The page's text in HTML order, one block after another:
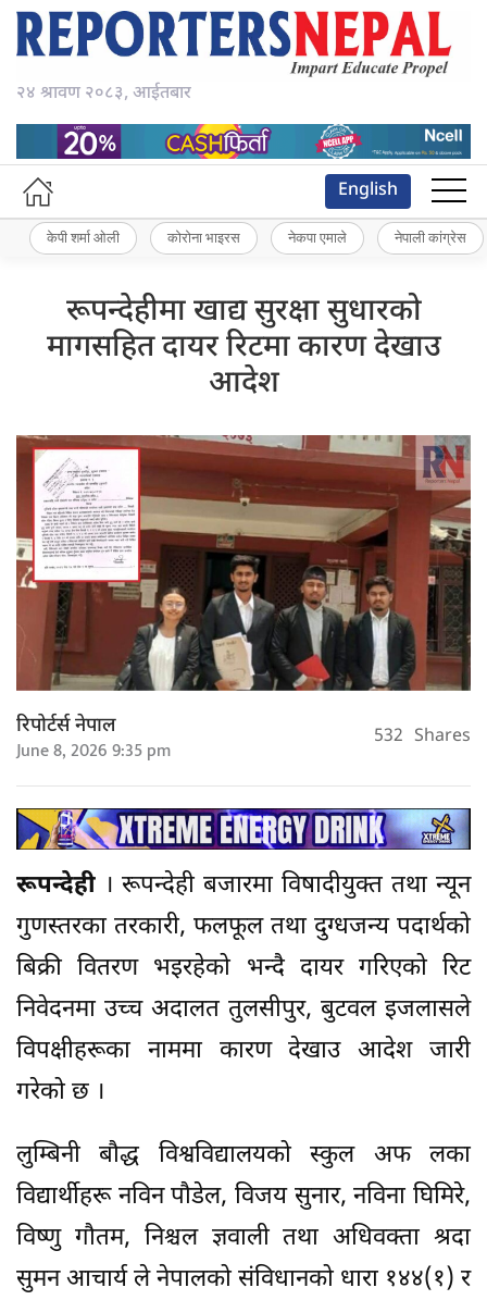
२४ श्रावण २०८३, आईतबार
English
केपी शर्मा ओली कोरोना भाइरस नेकपा एमाले नेपाली कांग्रेस
रूपन्देहीमा खाद्य सुरक्षा सुधारको
मागसहित दायर रिटमा कारण देखाउ
आदेश
रिपोर्टर्स नेपाल
June 8, 2026 9:35 pm 532 Shares
रूपन्देही । रूपन्देही बजारमा विषादीयुक्त तथा न्यून
गुणस्तरका तरकारी, फलफूल तथा दुग्धजन्य पदार्थको
बिक्री वितरण भइरहेको भन्दै दायर गरिएको रिट
निवेदनमा उच्च अदालत तुलसीपुर, बुटवल इजलासले
विपक्षीहरूका नाममा कारण देखाउ आदेश जारी
गरेको छ ।
लुम्बिनी बौद्ध विश्वविद्यालयको स्कुल अफ लका
विद्यार्थीहरू नविन पौडेल, विजय सुनार, नविना घिमिरे,
विष्णु गौतम, निश्चल ज्ञवाली तथा अधिवक्ता श्रदा
सुमन आचार्य ले नेपालको संविधानको धारा १४४(१) र